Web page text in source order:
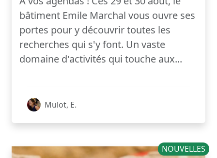
bâtiment Emile Marchal vous ouvre ses
portes pour y découvrir toutes les
recherches qui s'y font. Un vaste
domaine d'activités qui touche aux...
Mulot, E.
NOUVELLES